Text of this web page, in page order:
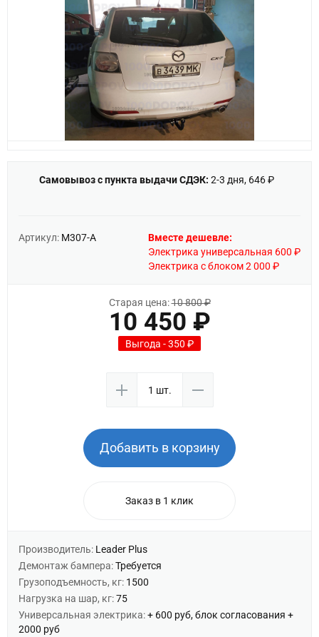
Самовывоз с пункта выдачи СДЭК: 2-3 дня, 646 ₽
Артикул: M307-A
Вместе дешевле:
Электрика универсальная 600 ₽
Электрика с блоком 2 000 ₽
Старая цена:10 800 ₽
10 450 ₽
Выгода - 350 ₽
Добавить в корзину
Заказ в 1 клик
Производитель: Leader Plus
Демонтаж бампера:Требуется
Грузоподъемность, кг: 1500
Нагрузка на шар, кг:75
Универсальная электрика:+ 600 руб, блок согласования +
2000 руб